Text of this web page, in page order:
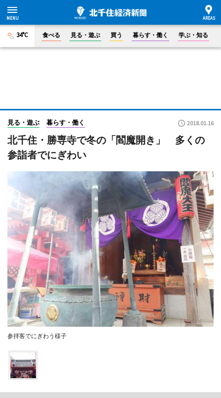
34°C 食べる 見る・遊ぶ 買う 暮らす・働く 学ぶ・知る
見る・遊ぶ 暮らす・働く 2018.01.16
北千住・勝専寺で冬の「閻魔開き」 多くの
参詣者でにぎわい
参拝客でにぎわう様子